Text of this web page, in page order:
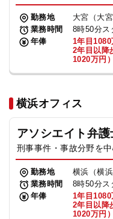
勤務地
大宮（大宮
業務時間
8時50分ス
年俸
1年目
2年目以降
1020万円）
横浜オフィス
アソシエイト弁護
刑事事件・事故分野を
勤務地
横浜（横浜
業務時間
8時50分ス
年俸
1年目
2年目以降
1020万円）